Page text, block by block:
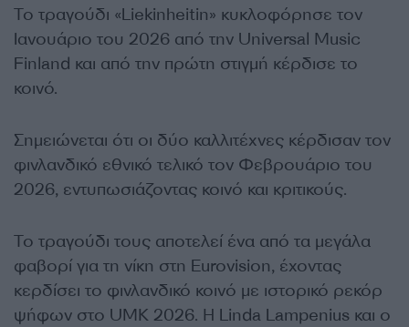
Το τραγούδι «Liekinheitin» κυκλοφόρησε τον
Ιανουάριο του 2026 από την Universal Music
Finland και από την πρώτη στιγμή κέρδισε το
κοινό.
Σημειώνεται ότι οι δύο καλλιτέχνες κέρδισαν τον
φινλανδικό εθνικό τελικό τον Φεβρουάριο του
2026, εντυπωσιάζοντας κοινό και κριτικούς.
Το τραγούδι τους αποτελεί ένα από τα μεγάλα
φαβορί για τη νίκη στη Eurovision, έχοντας
κερδίσει το φινλανδικό κοινό με ιστορικό ρεκόρ
ψήφων στο UMK 2026. Η Linda Lampenius και ο